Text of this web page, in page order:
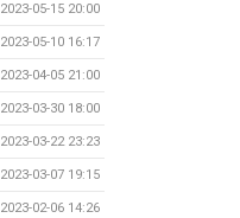
2023-05-15 20:00
2023-05-10 16:17
2023-04-05 21:00
2023-03-30 18:00
2023-03-22 23:23
2023-03-07 19:15
2023-02-06 14:26